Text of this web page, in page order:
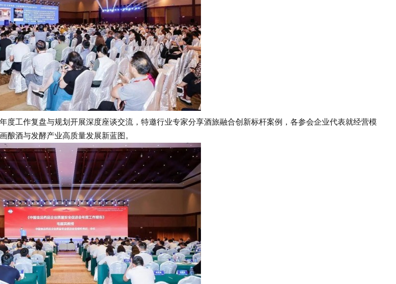
工作复盘与规划开展深度座谈交流，特邀行业专家分享酒旅融合创新标杆案例，各参会企业代表就经营模
酿酒与发酵产业高质量发展新蓝图。